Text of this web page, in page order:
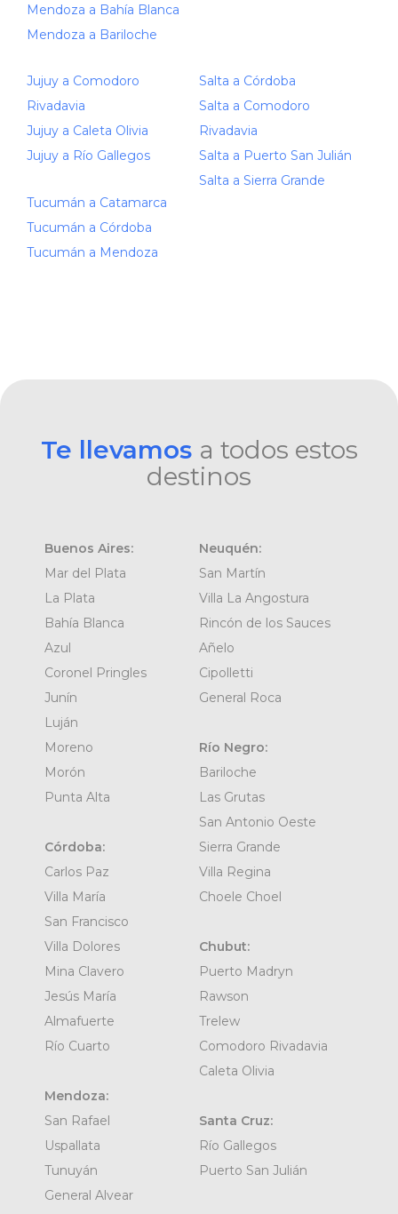
Mendoza a Bahía Blanca
Mendoza a Bariloche
Jujuy a Comodoro
Rivadavia
Jujuy a Caleta Olivia
Jujuy a Río Gallegos
Tucumán a Catamarca
Tucumán a Córdoba
Tucumán a Mendoza
Salta a Córdoba
Salta a Comodoro
Rivadavia
Salta a Puerto San Julián
Salta a Sierra Grande
Te llevamos a todos estos
destinos
Buenos Aires:
Mar del Plata
La Plata
Bahía Blanca
Azul
Coronel Pringles
Junín
Luján
Moreno
Morón
Punta Alta
Córdoba:
Carlos Paz
Villa María
San Francisco
Villa Dolores
Mina Clavero
Jesús María
Almafuerte
Río Cuarto
Mendoza:
San Rafael
Uspallata
Tunuyán
General Alvear
Neuquén:
San Martín
Villa La Angostura
Rincón de los Sauces
Añelo
Cipolletti
General Roca
Río Negro:
Bariloche
Las Grutas
San Antonio Oeste
Sierra Grande
Villa Regina
Choele Choel
Chubut:
Puerto Madryn
Rawson
Trelew
Comodoro Rivadavia
Caleta Olivia
Santa Cruz:
Río Gallegos
Puerto San Julián